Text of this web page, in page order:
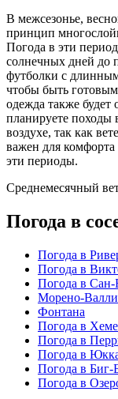
В межсезонье,
принцип
Погода в эти
солнечных дней до
футболки с
чтобы быть
одежда также будет
планируете походы
воздухе, так как
важен для комфорта
эти периоды.
Среднемесячный
Погода в
Погода в
Погода в
Погода в Сан-
Морено-Валли
Фонтана
Погода в
Погода в
Погода в
Погода в Биг-
Погода в